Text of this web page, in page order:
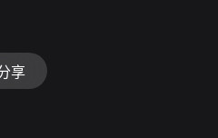
享